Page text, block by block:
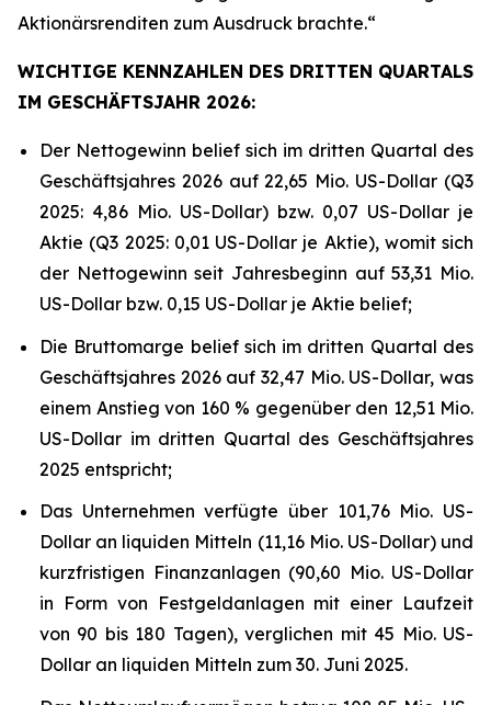
Aktionärsrenditen zum Ausdruck brachte.“
WICHTIGE KENNZAHLEN DES DRITTEN QUARTALS
IM GESCHÄFTSJAHR 2026:
Der Nettogewinn belief sich im dritten Quartal des
Geschäftsjahres 2026 auf 22,65 Mio. US-Dollar (Q3
2025: 4,86 Mio. US-Dollar) bzw. 0,07 US-Dollar je
Aktie (Q3 2025: 0,01 US-Dollar je Aktie), womit sich
der Nettogewinn seit Jahresbeginn auf 53,31 Mio.
US-Dollar bzw. 0,15 US-Dollar je Aktie belief;
Die Bruttomarge belief sich im dritten Quartal des
Geschäftsjahres 2026 auf 32,47 Mio. US-Dollar, was
einem Anstieg von 160 % gegenüber den 12,51 Mio.
US-Dollar im dritten Quartal des Geschäftsjahres
2025 entspricht;
Das Unternehmen verfügte über 101,76 Mio. US-
Dollar an liquiden Mitteln (11,16 Mio. US-Dollar) und
kurzfristigen Finanzanlagen (90,60 Mio. US-Dollar
in Form von Festgeldanlagen mit einer Laufzeit
von 90 bis 180 Tagen), verglichen mit 45 Mio. US-
Dollar an liquiden Mitteln zum 30. Juni 2025.